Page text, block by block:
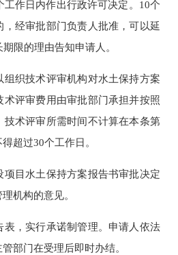
工作日内作出行政许可决定。10个
，经审批部门负责人批准，可以延
限的理由告知申请人。
织技术评审机构对水土保持方案
评审费用由审批部门承担并按照
技术评审所需时间不计算在本条第
超过30个工作日。
目水土保持方案报告书审批决定
机构的意见。
，实行承诺制管理。申请人依法
部门在受理后即时办结。